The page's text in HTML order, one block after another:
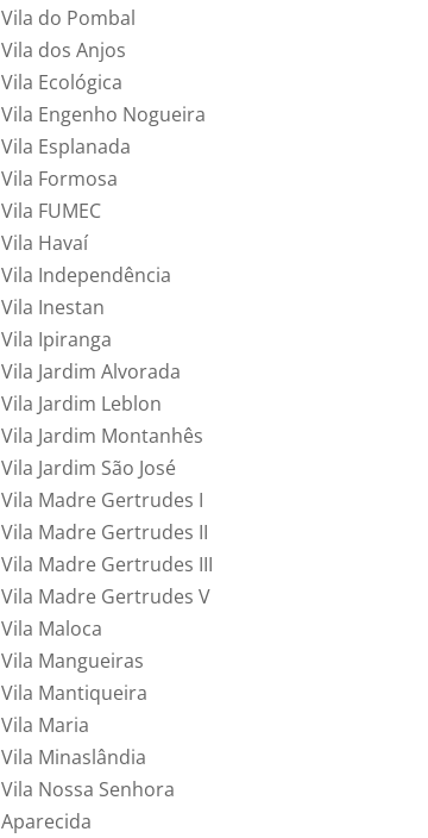
Vila do Pombal
Vila dos Anjos
Vila Ecológica
Vila Engenho Nogueira
Vila Esplanada
Vila Formosa
Vila FUMEC
Vila Havaí
Vila Independência
Vila Inestan
Vila Ipiranga
Vila Jardim Alvorada
Vila Jardim Leblon
Vila Jardim Montanhês
Vila Jardim São José
Vila Madre Gertrudes I
Vila Madre Gertrudes II
Vila Madre Gertrudes III
Vila Madre Gertrudes V
Vila Maloca
Vila Mangueiras
Vila Mantiqueira
Vila Maria
Vila Minaslândia
Vila Nossa Senhora
Aparecida